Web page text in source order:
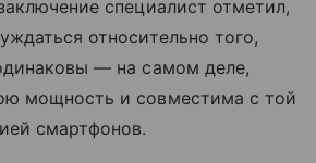
специалист отметил,
относительно того,
— на самом деле,
мощность и совместима с той
смартфонов.